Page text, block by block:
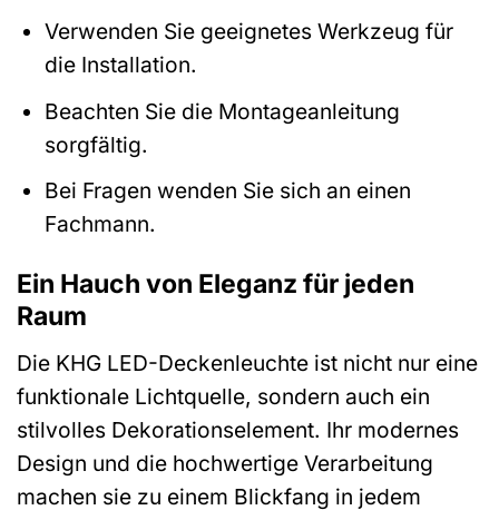
Verwenden Sie geeignetes Werkzeug für
die Installation.
Beachten Sie die Montageanleitung
sorgfältig.
Bei Fragen wenden Sie sich an einen
Fachmann.
Ein Hauch von Eleganz für jeden
Raum
Die KHG LED-Deckenleuchte ist nicht nur eine
funktionale Lichtquelle, sondern auch ein
stilvolles Dekorationselement. Ihr modernes
Design und die hochwertige Verarbeitung
machen sie zu einem Blickfang in jedem